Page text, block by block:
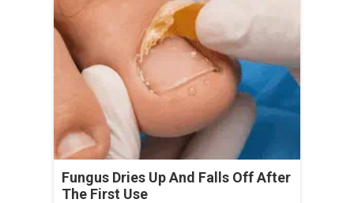
Fungus Dries Up And Falls Off After
The First Use